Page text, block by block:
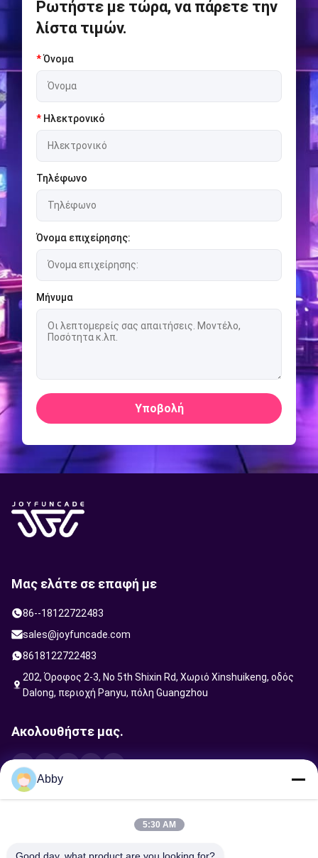
Ρωτήστε με τώρα, να πάρετε την
λίστα τιμών.
*Όνομα
* Ηλεκτρονικό
Τηλέφωνο
Όνομα επιχείρησης:
Μήνυμα
Υποβολή
Μας ελάτε σε επαφή με
86--18122722483
sales@joyfuncade.com
8618122722483
202, Όροφος 2-3, No 5th Shixin Rd, Χωριό Xinshuikeng, οδός
Dalong, περιοχή Panyu, πόλη Guangzhou
Ακολουθήστε μας.
Abby
5:30 AM